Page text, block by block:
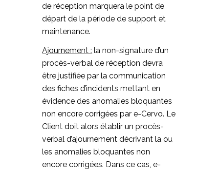
de réception marquera le point de
départ de la période de support et
maintenance.
Ajournement : la non-signature d’un
procès-verbal de réception devra
être justifiée par la communication
des fiches d’incidents mettant en
évidence des anomalies bloquantes
non encore corrigées par e-Cervo. Le
Client doit alors établir un procès-
verbal d’ajournement décrivant la ou
les anomalies bloquantes non
encore corrigées. Dans ce cas, e-